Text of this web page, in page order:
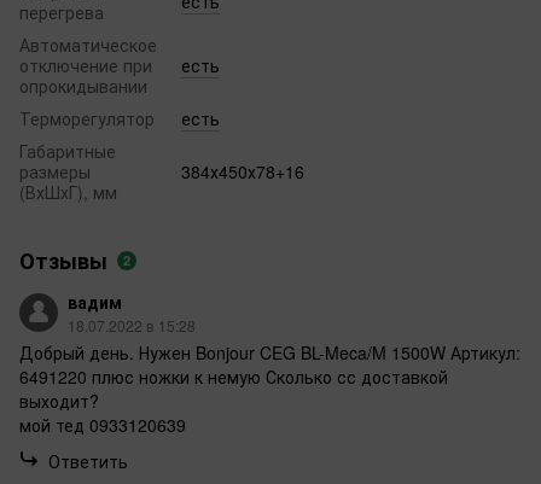
перегрева
Автоматическое
отключение при
опрокидывании
есть
Терморегулятор
есть
Габаритные
размеры
(ВхШхГ), мм
384х450х78+16
Отзывы 2
вадим
18.07.2022 в 15:28
Добрый день. Нужен Bonjour CEG BL-Meca/M 1500W Артикул:
6491220 плюс ножки к немую Сколько сс доставкой
выходит?
мой тед 0933120639
Ответить